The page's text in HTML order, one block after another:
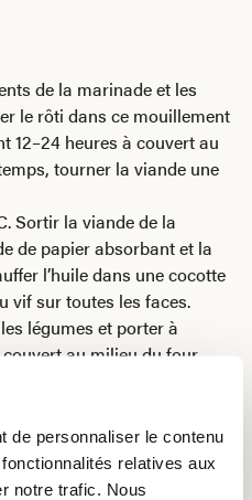
de personnaliser le contenu
relatives aux
notre trafic. Nous
de la marinade et les
le rôti dans ce mouillement
12–24 heures à couvert au
tourner la viande une
Sortir la viande de la
de papier absorbant et la
l’huile dans une cocotte
vif sur toutes les faces.
légumes et porter à
au milieu du four
l’envelopper dans une
et l’entreposer au chaud.
à 5 dl et le lier avec un
l’assaisonnement de la